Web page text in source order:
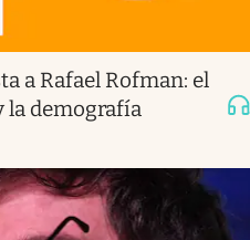
a Rafael Rofman: el
la demografía